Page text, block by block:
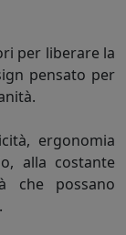
per liberare la
pensato per
ergonomia
alla costante
che possano